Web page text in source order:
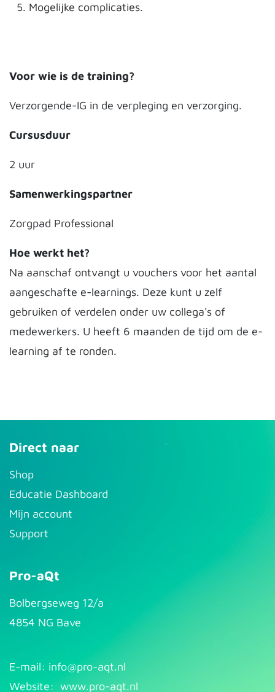
Mogelijke complicaties.
Voor wie is de training?
Verzorgende-IG in de verpleging en verzorging.
Cursusduur
2 uur
Samenwerkingspartner
Zorgpad Professional
Hoe werkt het?
Na aanschaf ontvangt u vouchers voor het aantal
aangeschafte e-learnings. Deze kunt u zelf
gebruiken of verdelen onder uw collega's of
medewerkers. U heeft 6 maanden de tijd om de e-
learning af te ronden.
Direct naar
S​hop
Educatie Dashboard
Mijn account
Support
Pro-aQt
Bolbergseweg 12/a
4854 NG Bave
E-mail: info@pr​o-aqt.nl
Website: www.pro-aqt.nl